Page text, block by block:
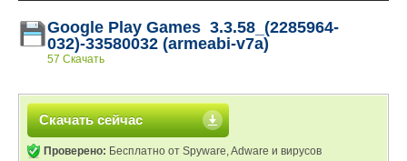
Google Play Games 3.3.58_(2285964-
032)-33580032 (armeabi-v7a)
57 Скачать
Скачать сейчас
Проверено: Бесплатно от Spyware, Adware и вирусов